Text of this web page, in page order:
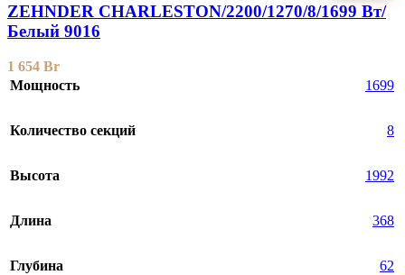
ZEHNDER CHARLESTON/2200/1270/8/1699 Вт/
Белый 9016
1 654 Br
Мощность
1699
Количество секций 8
Высота 1992
Длина 368
Глубина 62